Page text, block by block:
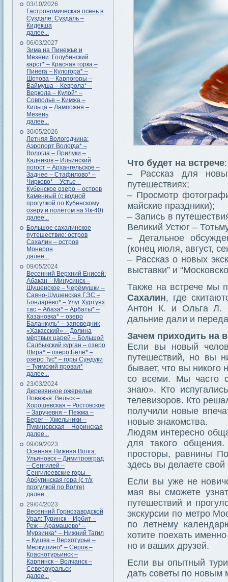
03/10/2026
Гастрономическая осень в
Суздале: Суздаль –
Кидекша
далее...
06/03/2027
Зима на Пинежье и
Мезени: Голубинский
карст* – Красная горка –
Пинега – Кулогора* –
Шотова – Карпогоры –
Ваймуша – Кеврола* –
Веркола – Кулой* –
Совполье – Кимжа –
Кильца – Лампожня –
Мезень
далее...
30/05/2026
Летняя Вологодчина:
Аэропорт Вологда* –
Вологда – Прилуки –
Кадников – Ильинский
погост – Архангельское –
Заднее – Стафилово* –
Чирково* – Устье –
Кубенское озеро – остров
Каменный (с водной
прогулкой по Кубенскому
озеру и полётом на Як-40)
далее...
Большое сахалинское
путешествие: остров
Сахалин – остров
Монерон
далее...
09/05/2024
Весенний Верхний Енисей:
Абакан – Минусинск –
Шушенское – Черёмушки –
Саяно-Шушенская ГЭС –
Бондарёво* – Улуг Хуртуях
тас – Абаза* – Арбаты* –
Казановка* – озеро
Баланкуль* – заповедник
«Хакасский» – Долина
мёртвых царей – Большой
Салбыкский курган – озеро
Шира* – озеро Белё* –
озеро Тус* – горы Сундуки
– Туимский провал*
далее...
23/03/2024
Деревянное ожерелье
Поважья: Вельск –
Хорошевская – Ростовское
– Заручевня – Пежма –
Берег – Хмельники –
Пуминовская – Норинская
далее...
09/09/2023
Осенняя Нижняя Волга:
Ульяновск – Димитровград
– Сенгилей –
Сенгилеевские горы –
Арбугинская гора (с т/х
прогулкой по Волге)
далее...
29/04/2023
Весенний Горнозаводской
Урал: Туринск – Ирбит –
Реж – Арамашево* –
Мурзинка* – Нижний Тагил
– Кушва – Верхотурье –
Меркушино* – Серов –
Краснотурьинск –
Карпинск – Волчанск –
Североуральск
далее...
Что будет на встрече:
– Рассказ для
путешествиях;
– Просмотр
майские праздники);
– Запись в
Великий Устюг –
– Детальное
(конец июля, август,
– Рассказ о новых
выставки” и
Также на встрече мы
Сахалин, где
Антон К. и Ольга Л.
дальние дали и
Зачем приходить на
Если вы новый
путешествий, но вы
бывает, что вы никого
со всеми. Мы часто
знаю». Кто
телевизоров. Кто
получили новые
новые знакомства.
Людям интересно
для такого
просторы, равнины
здесь вы делаете
Если вы уже не
мая вы сможете
путешествий и
экскурсии по метро
по летнему
хотите поехать
но и ваших друзей.
Если вы опытный
дать советы по новым